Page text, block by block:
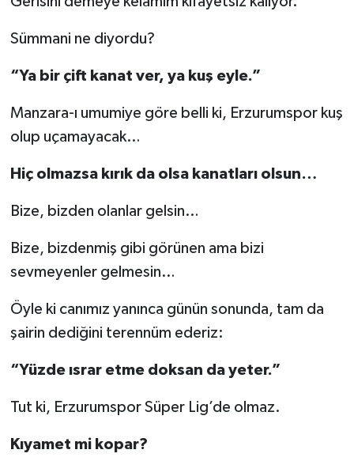
Sümmani ne diyordu?
“Ya bir çift kanat ver, ya kuş eyle.”
Manzara-ı umumiye göre belli ki, Erzurumspor kuş
olup uçamayacak…
Hiç olmazsa kırık da olsa kanatları olsun…
Bize, bizden olanlar gelsin…
Bize, bizdenmiş gibi görünen ama bizi
sevmeyenler gelmesin…
Öyle ki canımız yanınca günün sonunda, tam da
şairin dediğini terennüm ederiz:
“Yüzde ısrar etme doksan da yeter.”
Tut ki, Erzurumspor Süper Lig’de olmaz.
Kıyamet mi kopar?